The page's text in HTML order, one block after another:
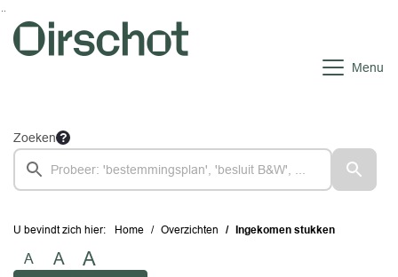
Ga naar de inhoud van deze pagina
Ga naar het zoeken
Ga naar het menu
Menu
Zoeken
U bevindt zich hier: Home Overzichten Ingekomen stukken
A A A